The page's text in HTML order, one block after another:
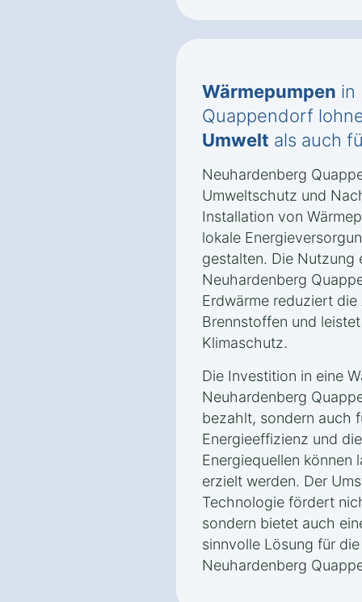
Wärmepumpen in
Quappendorf
Umwelt als auch
Neuhardenberg
Umweltschutz und
Installation von
lokale
gestalten. Die Nutzung
Neuhardenberg
Erdwärme reduziert
Brennstoffen und
Klimaschutz.
Die Investition in eine
Neuhardenberg
bezahlt, sondern auch
Energieeffizienz und
Energiequellen können
erzielt werden. Der
Technologie fördert
sondern bietet auch
sinnvolle Lösung für
Neuhardenberg